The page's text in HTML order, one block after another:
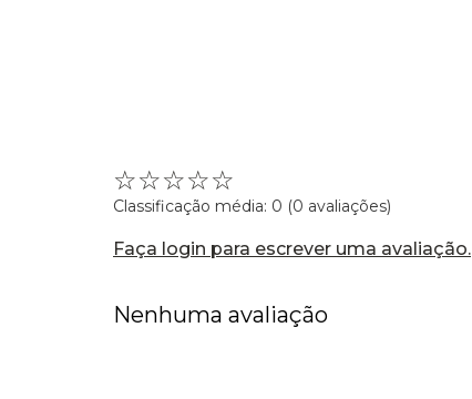
☆☆☆☆☆
Classificação média: 0 (0 avaliações)
Faça login para escrever uma avaliação.
Nenhuma avaliação